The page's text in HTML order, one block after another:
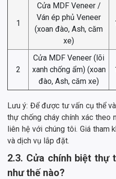
1
Cửa MDF Veneer /
Ván ép phủ Veneer
(xoan đào, Ash, căm
xe)
2
Cửa MDF Veneer (lõi
xanh chống ẩm) (xoan
đào, Ash, căm xe)
Lưu ý: Để được tư vấn cụ thể
thự chống cháy chính xác theo
liên hệ với chúng tôi. Giá tham
và dịch vụ lắp đặt.
2.3. Cửa chính biệt thự
như thế nào?